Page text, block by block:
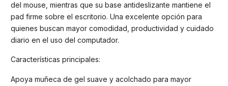
del mouse, mientras que su base antideslizante mantiene el
pad firme sobre el escritorio. Una excelente opción para
quienes buscan mayor comodidad, productividad y cuidado
diario en el uso del computador.
Características principales:
Apoya muñeca de gel suave y acolchado para mayor